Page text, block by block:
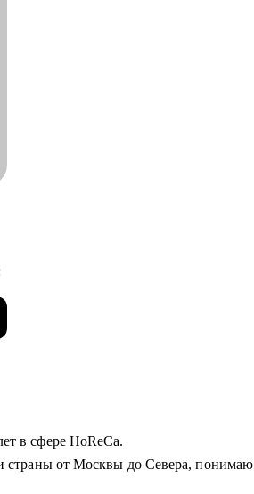
в сфере HoReCa.
страны от Москвы до Севера, понимаю